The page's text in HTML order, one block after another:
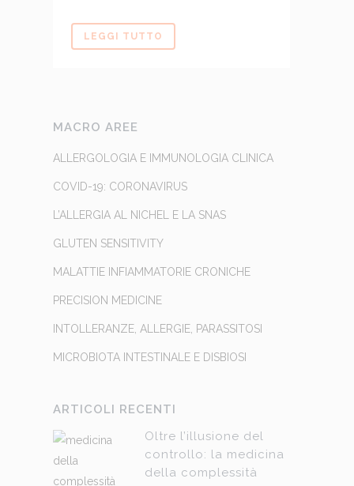
LEGGI TUTTO
MACRO AREE
ALLERGOLOGIA E IMMUNOLOGIA CLINICA
COVID-19: CORONAVIRUS
L’ALLERGIA AL NICHEL E LA SNAS
GLUTEN SENSITIVITY
MALATTIE INFIAMMATORIE CRONICHE
PRECISION MEDICINE
INTOLLERANZE, ALLERGIE, PARASSITOSI
MICROBIOTA INTESTINALE E DISBIOSI
ARTICOLI RECENTI
Oltre l’illusione del
controllo: la medicina
della complessità